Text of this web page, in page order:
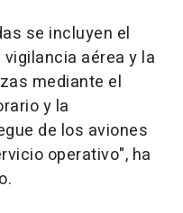
se incluyen el
aérea y la
mediante el
y la
de los aviones
operativo", ha